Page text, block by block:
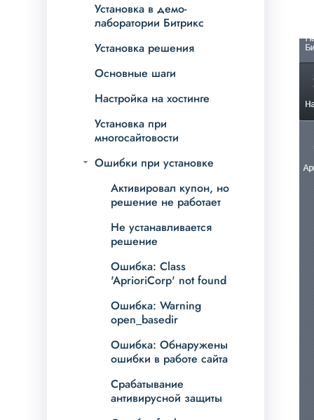
Установка в демо-
лаборатории Битрикс
Установка решения
Основные шаги
Настройка на хостинге
Установка при
многосайтовости
Ошибки при установке
Активировал купон, но
решение не работает
Не устанавливается
решение
Ошибка: Class
'AprioriCorp' not found
Ошибка: Warning
open_basedir
Ошибка: Обнаружены
ошибки в работе сайта
Срабатывание
антивирусной защиты